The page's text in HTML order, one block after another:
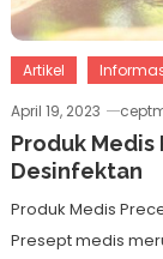
Artikel
April 19, 2023
Produk
Desinfektan
Produk Medis
Presept medis